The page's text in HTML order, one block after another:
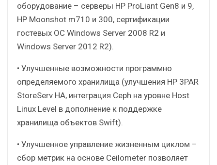
оборудование – серверы HP ProLiant Gen8 и 9,
HP Moonshot m710 и 300, сертификации
гостевых ОС Windows Server 2008 R2 и
Windows Server 2012 R2).
• Улучшенные возможности программно
определяемого хранилища (улучшения HP 3PAR
StoreServ HA, интеграция Ceph на уровне Host
Linux Level в дополнение к поддержке
хранилища объектов Swift).
• Улучшенное управление жизненным циклом –
сбор метрик на основе Ceilometer позволяет